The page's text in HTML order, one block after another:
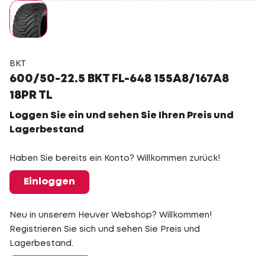
BKT
600/50-22.5 BKT FL-648 155A8/167A8
18PR TL
Loggen Sie ein und sehen Sie Ihren Preis und
Lagerbestand
Haben Sie bereits ein Konto? Willkommen zurück!
Einloggen
Neu in unserem Heuver Webshop? Willkommen!
Registrieren Sie sich und sehen Sie Preis und
Lagerbestand.